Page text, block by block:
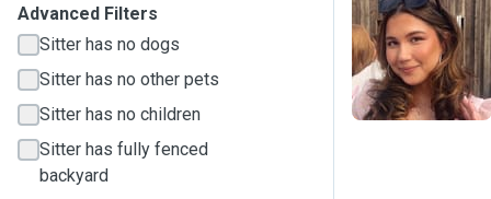
Advanced Filters
Sitter has no dogs
Sitter has no other pets
Sitter has no children
Sitter has fully fenced
backyard
V